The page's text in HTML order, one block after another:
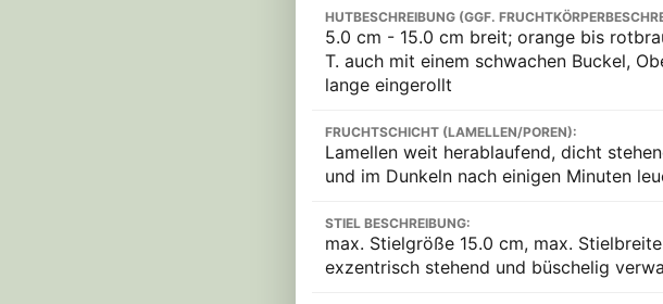
HUTBESCHREIBUNG (GGF.
5.0 cm - 15.0 cm breit; orange bis
T. auch mit einem schwachen Buckel,
lange eingerollt
FRUCHTSCHICHT (LAMELLEN/POREN):
Lamellen weit herablaufend, dicht
und im Dunkeln nach einigen Minuten
STIEL BESCHREIBUNG:
max. Stielgröße 15.0 cm, max.
exzentrisch stehend und büschelig